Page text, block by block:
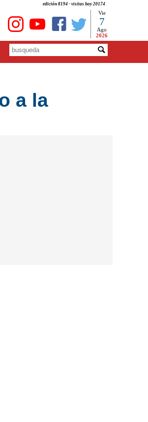
edición 8194 - visitas hoy 20174
Vie
7
Ago
2026
a la